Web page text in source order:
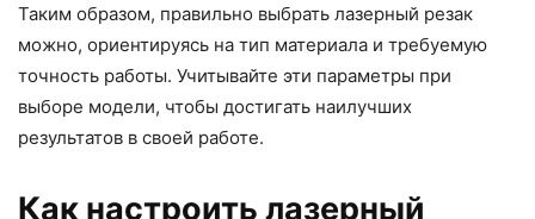
Таким образом, правильно выбрать лазерный резак
можно, ориентируясь на тип материала и требуемую
точность работы. Учитывайте эти параметры при
выборе модели, чтобы достигать наилучших
результатов в своей работе.
Как настроить лазерный